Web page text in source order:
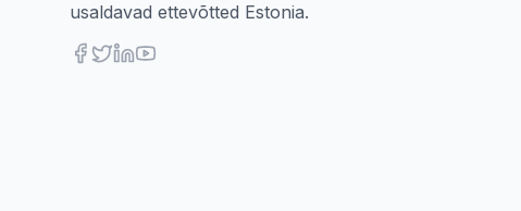
usaldavad ettevõtted Estonia.